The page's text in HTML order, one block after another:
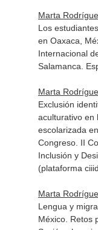
Marta
Los
en Oaxaca,
Internacional
Salamanca.
Marta
Exclusión
aculturativo en
escolarizada
Congreso. II
Inclusión y
(plataforma
Marta
Lengua y
México. Retos